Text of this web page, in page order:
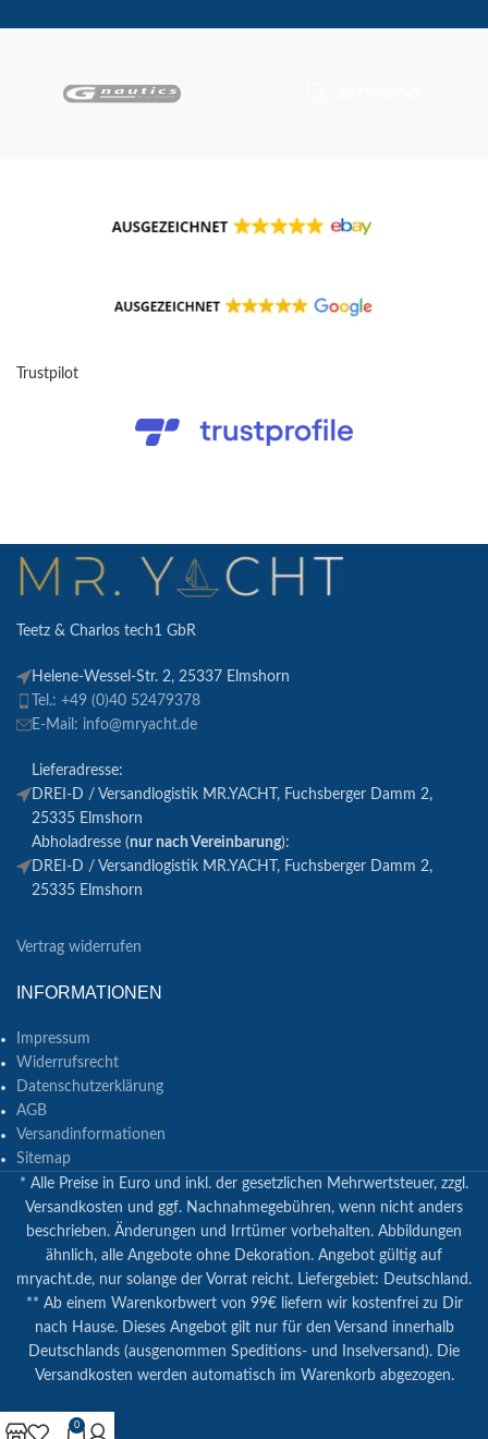
Trustpilot
Teetz & Charlos tech1 GbR
Helene-Wessel-Str. 2, 25337 Elmshorn
Tel.: +49 (0)40 52479378
E-Mail: info@mryacht.de
Lieferadresse:
DREI-D / Versandlogistik MR.YACHT, Fuchsberger Damm 2,
25335 Elmshorn
Abholadresse (nur nach Vereinbarung):
DREI-D / Versandlogistik MR.YACHT, Fuchsberger Damm 2,
25335 Elmshorn
Vertrag widerrufen
INFORMATIONEN
Impressum
Widerrufsrecht
Datenschutzerklärung
AGB
Versandinformationen
Sitemap
* Alle Preise in Euro und inkl. der gesetzlichen Mehrwertsteuer, zzgl.
Versandkosten und ggf. Nachnahmegebühren, wenn nicht anders
beschrieben. Änderungen und Irrtümer vorbehalten. Abbildungen
ähnlich, alle Angebote ohne Dekoration. Angebot gültig auf
mryacht.de, nur solange der Vorrat reicht. Liefergebiet: Deutschland.
** Ab einem Warenkorbwert von 99€ liefern wir kostenfrei zu Dir
nach Hause. Dieses Angebot gilt nur für den Versand innerhalb
Deutschlands (ausgenommen Speditions- und Inselversand). Die
Versandkosten werden automatisch im Warenkorb abgezogen.
0